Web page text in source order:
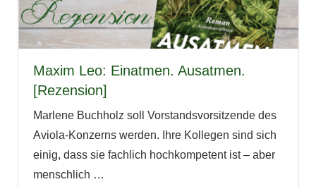
Maxim Leo: Einatmen. Ausatmen.
[Rezension]
Marlene Buchholz soll Vorstandsvorsitzende des
Aviola-Konzerns werden. Ihre Kollegen sind sich
einig, dass sie fachlich hochkompetent ist – aber
menschlich …